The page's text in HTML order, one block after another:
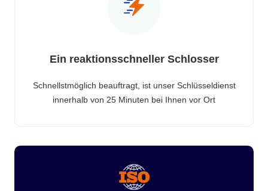
Ein reaktionsschneller Schlosser
Schnellstmöglich beauftragt, ist unser Schlüsseldienst
innerhalb von 25 Minuten bei Ihnen vor Ort